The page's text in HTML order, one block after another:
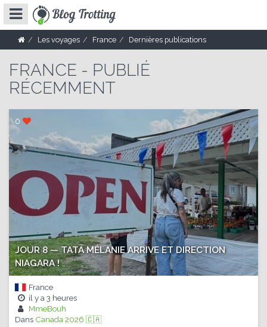
Les voyages France Dernières publications
FRANCE - PUBLIÉ
RÉCEMMENT
0
JOUR 8 — TATA MÉLANIE ARRIVE ET DIRECTION
NIAGARA !
France
il y a 3 heures
MmeBouh
Dans Canada 2026 🇨🇦